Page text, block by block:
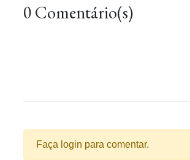
0 Comentário(s)
Faça login para comentar.